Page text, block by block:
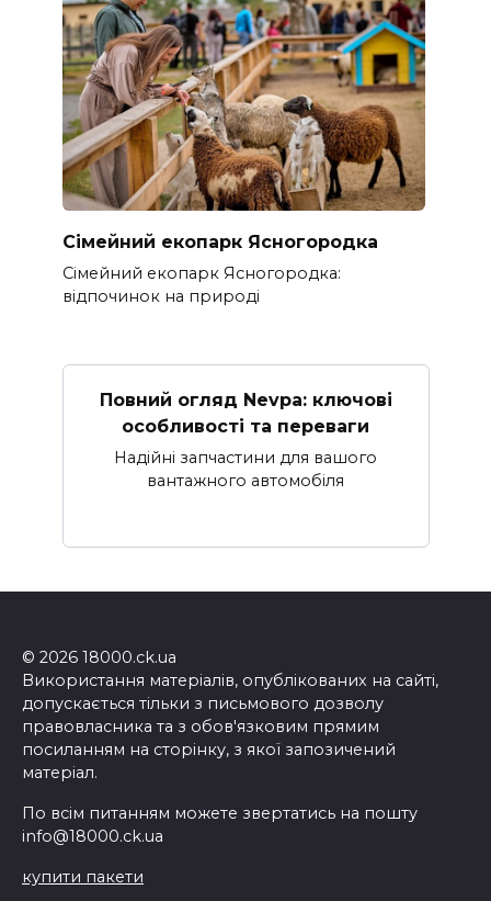
Сімейний екопарк Ясногородка
Сімейний екопарк Ясногородка:
відпочинок на природі
Повний огляд Nevpa: ключові
особливості та переваги
Надійні запчастини для вашого
вантажного автомобіля
© 2026 18000.ck.ua
Використання матеріалів, опублікованих на сайті,
допускається тільки з письмового дозволу
правовласника та з обов'язковим прямим
посиланням на сторінку, з якої запозичений
матеріал.
По всім питанням можете звертатись на пошту
info@18000.ck.ua
купити пакети